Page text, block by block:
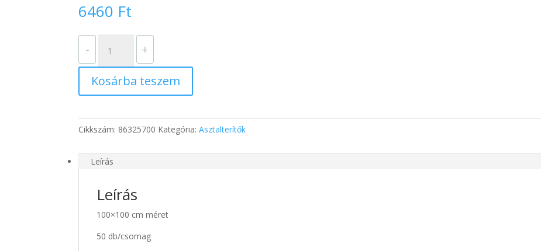
6460 Ft
-
BORDEAUX
asztalterítő
100x100
mennyiség
+
Kosárba teszem
Cikkszám: 86325700 Kategória:Asztalterítők
Leírás
Leírás
100×100 cm méret
50 db/csomag